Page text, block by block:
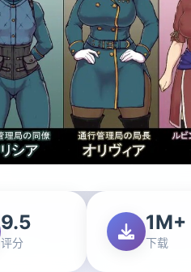
9.5
评分
1M+
下载